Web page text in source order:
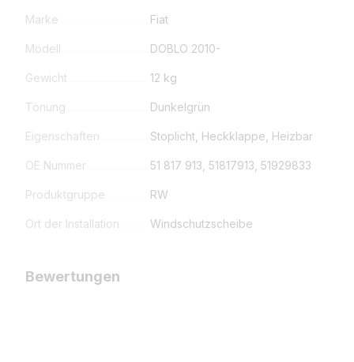
Marke Fiat
Modell DOBLO 2010-
Gewicht 12 kg
Tönung Dunkelgrün
Eigenschaften Stoplicht, Heckklappe, Heizbar
OE Nummer 51 817 913, 51817913, 51929833
Produktgruppe RW
Ort der Installation Windschutzscheibe
Bewertungen